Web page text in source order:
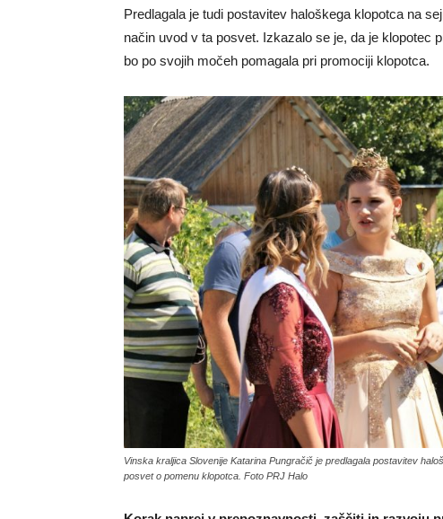
Predlagala je tudi postavitev haloškega klopotca na
način uvod v ta posvet. Izkazalo se je, da je klopotec
bo po svojih močeh pomagala pri promociji klopotca.
Vinska kraljica Slovenije Katarina Pungračič je predlagala postavitev
posvet o pomenu klopotca. Foto PRJ Halo